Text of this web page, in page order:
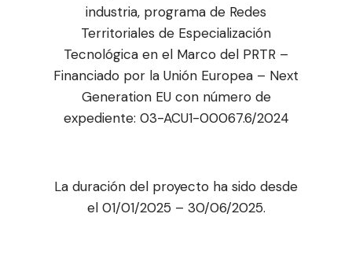
industria, programa de Redes
Territoriales de Especialización
Tecnológica en el Marco del PRTR –
Financiado por la Unión Europea – Next
Generation EU con número de
expediente: 03-ACU1-00067.6/2024
La duración del proyecto ha sido desde
el 01/01/2025 – 30/06/2025.